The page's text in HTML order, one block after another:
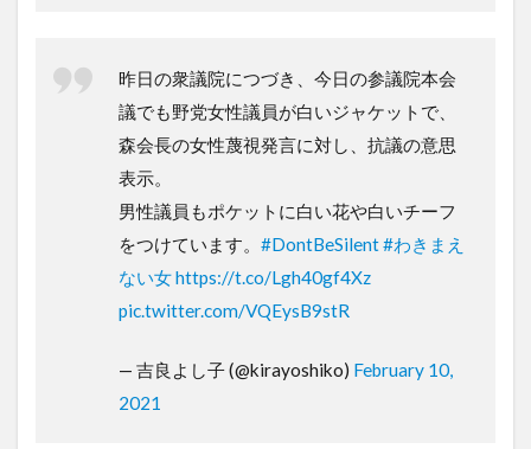
昨日の衆議院につづき、今日の参議院本会
議でも野党女性議員が白いジャケットで、
森会長の女性蔑視発言に対し、抗議の意思
表示。
男性議員もポケットに白い花や白いチーフ
をつけています。 #DontBeSilent#わきまえ
ない女https://t.co/Lgh40gf4Xz
pic.twitter.com/VQEysB9stR
— 吉良よし子 (@kirayoshiko) February 10,
2021